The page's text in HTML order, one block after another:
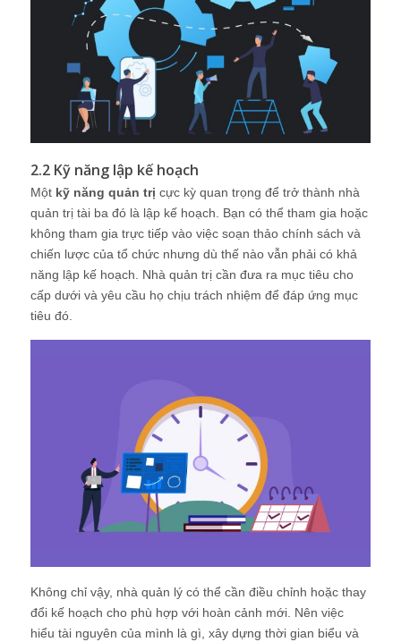
2.2 Kỹ năng lập kế hoạch
Một kỹ năng quản trị cực kỳ quan trọng để trở thành nhà
quản trị tài ba đó là lập kế hoạch. Bạn có thể tham gia hoặc
không tham gia trực tiếp vào việc soạn thảo chính sách và
chiến lược của tổ chức nhưng dù thế nào vẫn phải có khả
năng lập kế hoạch. Nhà quản trị cần đưa ra mục tiêu cho
cấp dưới và yêu cầu họ chịu trách nhiệm để đáp ứng mục
tiêu đó.
Không chỉ vậy, nhà quản lý có thể cần điều chỉnh hoặc thay
đổi kế hoạch cho phù hợp với hoàn cảnh mới. Nên việc
hiểu tài nguyên của mình là gì, xây dựng thời gian biểu và